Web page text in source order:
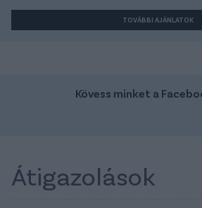
TOVÁBBI AJÁNLATOK
Kövess minket a
Átigazolások